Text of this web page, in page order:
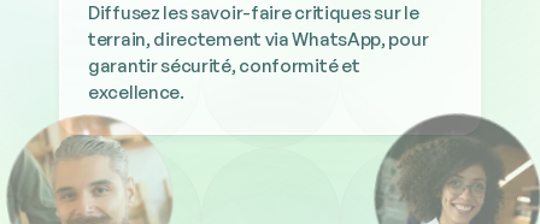
Diffusez les savoir-faire critiques sur le
terrain, directement via WhatsApp, pour
garantir sécurité, conformité et
excellence.